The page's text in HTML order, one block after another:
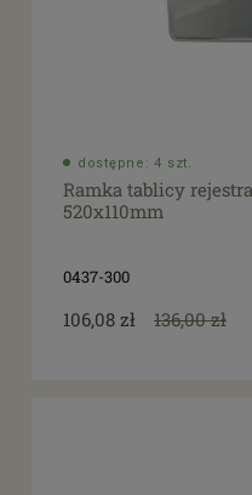
dostępne: 4 szt.
Ramka tablicy
520x110mm
0437-300
106,08 zł 136,00 zł